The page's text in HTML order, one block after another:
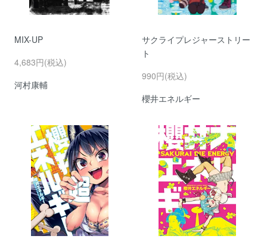
MIX-UP
4,683円(税込)
河村康輔
サクライプレジャーストリー
ト
990円(税込)
櫻井エネルギー